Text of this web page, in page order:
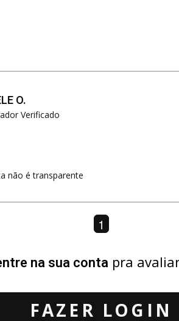
O.
Verificado
não é transparente
1
na sua conta pra
FAZER LOGIN